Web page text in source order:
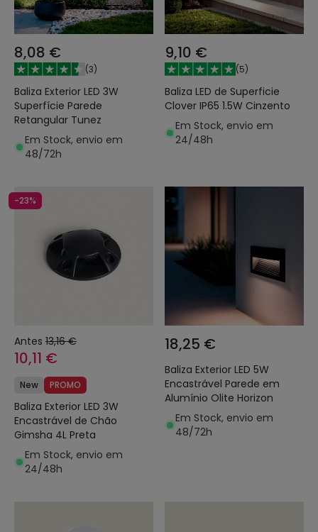
8,08 €
(3)
Baliza Exterior LED 3W
Superfície Parede
Retangular Tunez
Em Stock, envio em
48/72h
9,10 €
(5)
Baliza LED de Superficie
Clover IP65 1.5W Cinzento
Em Stock, envio em
24/48h
-23%
Antes 13,16 €
10,11 €
New PROMO
Baliza Exterior LED 3W
Encastrável de Chão
Gimsha 4L Preta
Em Stock, envio em
24/48h
18,25 €
Baliza Exterior LED 5W
Encastrável Parede em
Alumínio Olite Horizon
Em Stock, envio em
48/72h